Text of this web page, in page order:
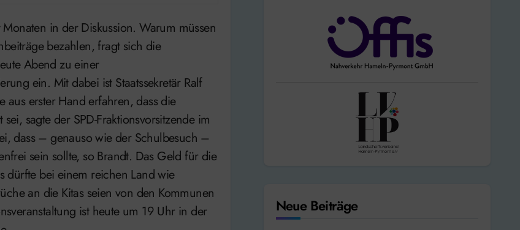
bezahlen, fragt sich die
Abend zu einer
ein. Mit dabei ist Staatssekretär Ralf
aus erster Hand erfahren, dass die
sagte der SPD-Fraktionsvorsitzende im
dass – genauso wie der Schulbesuch –
sein sollte, so Brandt. Das Geld für die
dürfte bei einem reichen Land wie
an die Kitas seien von den Kommunen
ist heute um 19 Uhr in der
Neue Beiträge